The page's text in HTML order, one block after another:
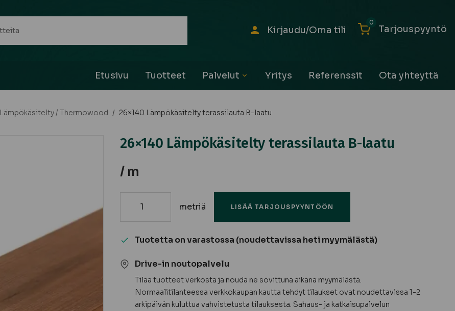
Kirjaudu/Oma tili Tarjouspyyntö
0
Etusivu Tuotteet Palvelut Yritys Referenssit Ota yhteyttä
Lämpökäsitelty / Thermowood / 26×140 Lämpökäsitelty terassilauta B-laatu
26×140 Lämpökäsitelty terassilauta B-laatu
/ m
26x140
terassilauta
laatu
metriä LISÄÄ TARJOUSPYYNTÖÖN
Tuotetta on varastossa (noudettavissa heti myymälästä)
Drive-in noutopalvelu
Tilaa tuotteet verkosta ja nouda ne sovittuna aikana myymälästä.
Normaalitilanteessa verkkokaupan kautta tehdyt tilaukset ovat noudettavissa 1-2
arkipäivän kuluttua vahvistetusta tilauksesta. Sahaus- ja katkaisupalvelun